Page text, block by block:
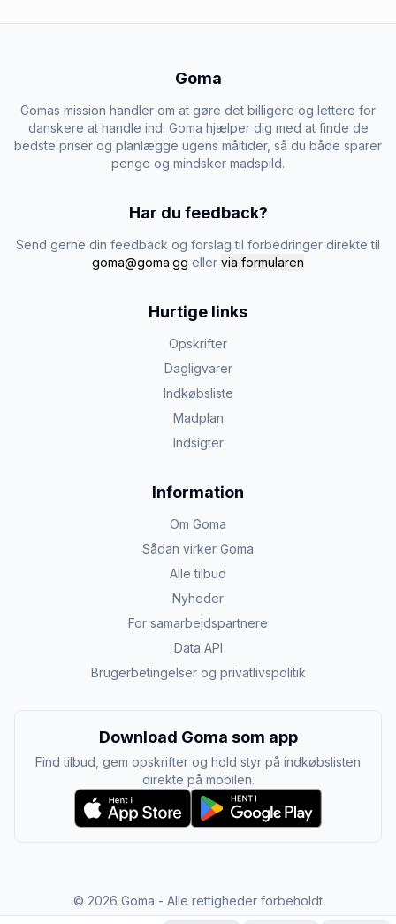
Goma
Gomas mission handler om at gøre det billigere og lettere for
danskere at handle ind. Goma hjælper dig med at finde de
bedste priser og planlægge ugens måltider, så du både sparer
penge og mindsker madspild.
Har du feedback?
Send gerne din feedback og forslag til forbedringer direkte til
goma@goma.gg eller via formularen
Hurtige links
Opskrifter
Dagligvarer
Indkøbsliste
Madplan
Indsigter
Information
Om Goma
Sådan virker Goma
Alle tilbud
Nyheder
For samarbejdspartnere
Data API
Brugerbetingelser og privatlivspolitik
Download Goma som app
Find tilbud, gem opskrifter og hold styr på indkøbslisten
direkte på mobilen.
© 2026 Goma - Alle rettigheder forbeholdt